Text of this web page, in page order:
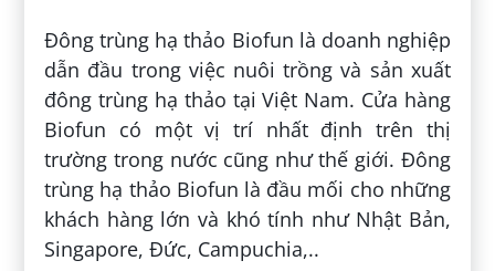
Đông trùng hạ thảo Biofun là doanh nghiệp
dẫn đầu trong việc nuôi trồng và sản xuất
đông trùng hạ thảo tại Việt Nam. Cửa hàng
Biofun có một vị trí nhất định trên thị
trường trong nước cũng như thế giới. Đông
trùng hạ thảo Biofun là đầu mối cho những
khách hàng lớn và khó tính như Nhật Bản,
Singapore, Đức, Campuchia,..